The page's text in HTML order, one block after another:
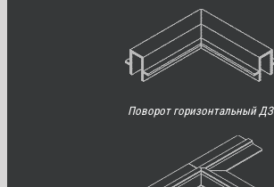
Поворот горизонтальный ДЗ